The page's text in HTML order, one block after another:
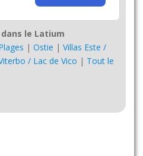
le Latium
| Ostie | Villas Este /
/ Lac de Vico | Tout le